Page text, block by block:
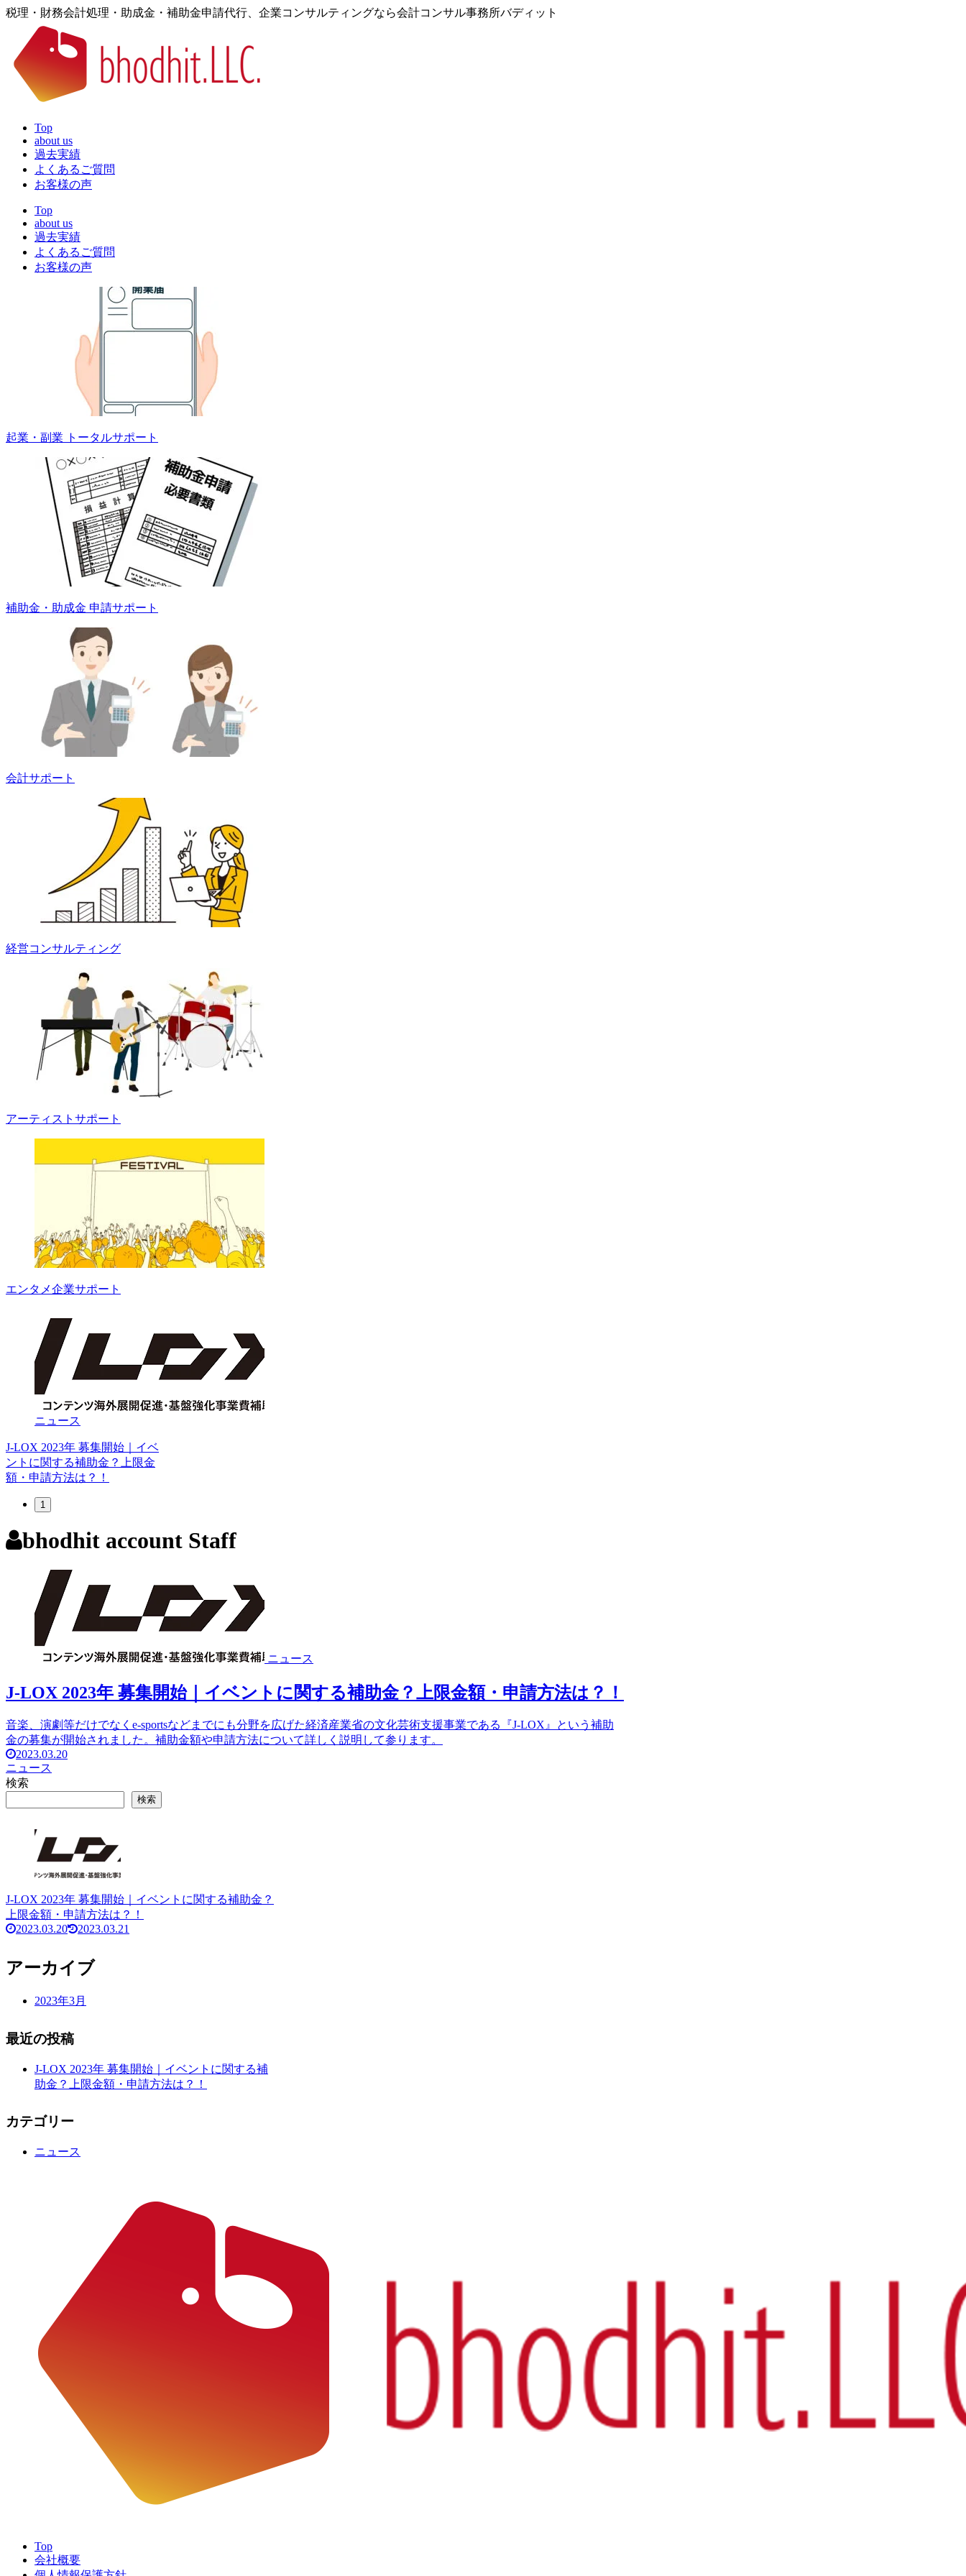
税理・財務会計処理・助成金・補助金申請代行、企業コンサルティングなら会計コンサル事務所バディット
Top
about us
過去実績
よくあるご質問
お客様の声
Top
about us
過去実績
よくあるご質問
お客様の声
起業・副業 トータルサポート
補助金・助成金 申請サポート
会計サポート
経営コンサルティング
アーティストサポート
エンタメ企業サポート
ニュース
J-LOX 2023年 募集開始｜イベ
ントに関する補助金？上限金
額・申請方法は？！
1
bhodhit account Staff
ニュース
J-LOX 2023年 募集開始｜イベントに関する補助金？上限金額・申請方法は？！
音楽、演劇等だけでなくe-sportsなどまでにも分野を広げた経済産業省の文化芸術支援事業である『J-LOX』という補助
金の募集が開始されました。補助金額や申請方法について詳しく説明して参ります。
2023.03.20
ニュース
検索
検索
J-LOX 2023年 募集開始｜イベントに関する補助金？
上限金額・申請方法は？！
2023.03.20
2023.03.21
アーカイブ
2023年3月
最近の投稿
J-LOX 2023年 募集開始｜イベントに関する補
助金？上限金額・申請方法は？！
カテゴリー
ニュース
Top
会社概要